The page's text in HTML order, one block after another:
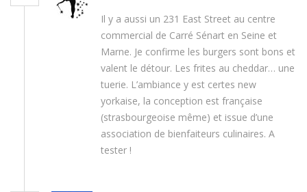
Il y a aussi un 231 East Street au centre
commercial de Carré Sénart en Seine et
Marne. Je confirme les burgers sont bons et
valent le détour. Les frites au cheddar… une
tuerie. L’ambiance y est certes new
yorkaise, la conception est française
(strasbourgeoise même) et issue d’une
association de bienfaiteurs culinaires. A
tester !